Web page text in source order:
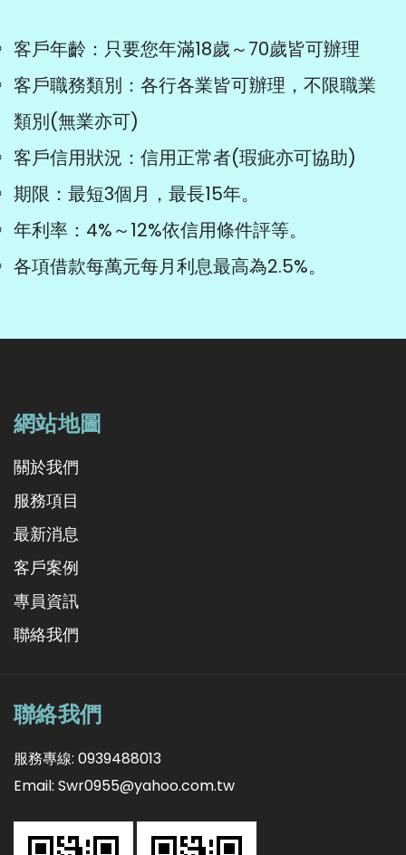
客戶年齡：只要您年滿18歲～70歲皆可辦理
客戶職務類別：各行各業皆可辦理，不限職業
類別(無業亦可)
客戶信用狀況：信用正常者(瑕疵亦可協助)
期限：最短3個月，最長15年。
年利率：4%～12%依信用條件評等。
各項借款每萬元每月利息最高為2.5%。
網站地圖
關於我們
服務項目
最新消息
客戶案例
專員資訊
聯絡我們
聯絡我們
服務專線: 0939488013
Email: Swr0955@yahoo.com.tw